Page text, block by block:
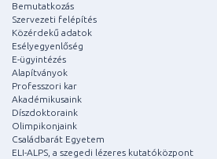
Bemutatkozás
Szervezeti felépítés
Közérdekű adatok
Esélyegyenlőség
E-ügyintézés
Alapítványok
Professzori kar
Akadémikusaink
Díszdoktoraink
Olimpikonjaink
Családbarát Egyetem
ELI-ALPS, a szegedi lézeres kutatóközpont